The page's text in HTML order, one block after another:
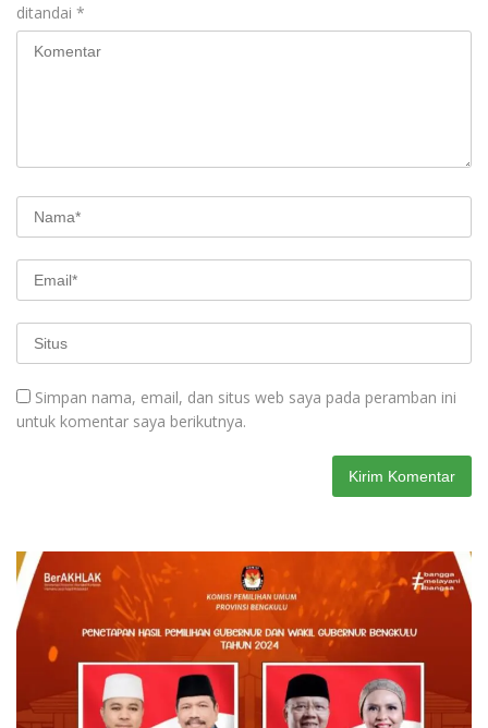
ditandai *
Simpan nama, email, dan situs web saya pada peramban ini
untuk komentar saya berikutnya.